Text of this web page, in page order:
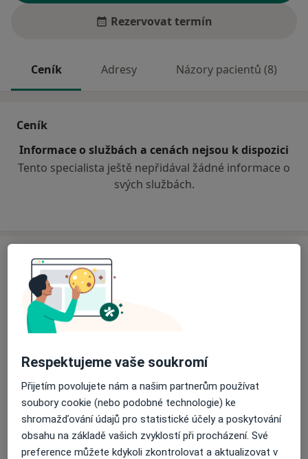
Rezervovat termín
Ceník Adresy Názory pacientů (8)
Ceník
Informace o službách a cenách nejsou k dispozici
Tento specialista ještě nepřidával žádné informace o
svých službách.
Adresa
Ordinace prakt.lékaře pro dospělé
nám. T.G.Masaryka 109,
se otevře v nové záložce
Dostupnost
Na této adrese online kalendář není aktivní
Co mám v takové situaci udělat?
Způsoby platby (soukromé návštěvy)
Respektujeme vaše soukromí
Přijetím povolujete nám a našim partnerům používat
soubory cookie (nebo podobné technologie) ke
shromažďování údajů pro statistické účely a poskytování
obsahu na základě vašich zvyklostí při procházení. Své
preference můžete kdykoli zkontrolovat a aktualizovat v